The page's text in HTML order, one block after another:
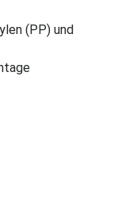
(PP) und